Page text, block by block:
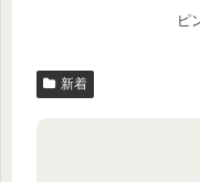
ピ
新着